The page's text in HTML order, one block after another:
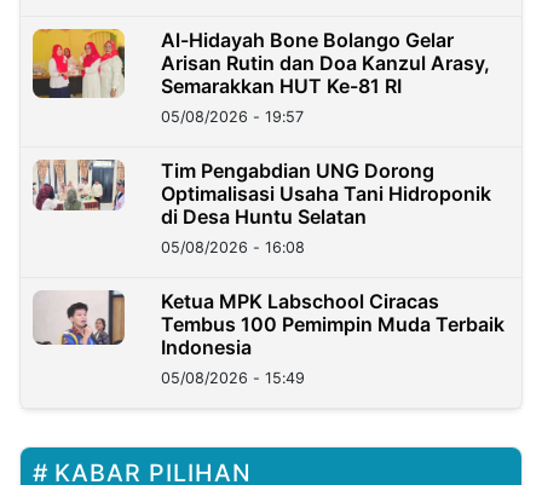
Al-Hidayah Bone Bolango Gelar
Arisan Rutin dan Doa Kanzul Arasy,
Semarakkan HUT Ke-81 RI
05/08/2026 - 19:57
‎Tim Pengabdian UNG Dorong
Optimalisasi Usaha Tani Hidroponik
di Desa Huntu Selatan
05/08/2026 - 16:08
Ketua MPK Labschool Ciracas
Tembus 100 Pemimpin Muda Terbaik
Indonesia
05/08/2026 - 15:49
KABAR PILIHAN